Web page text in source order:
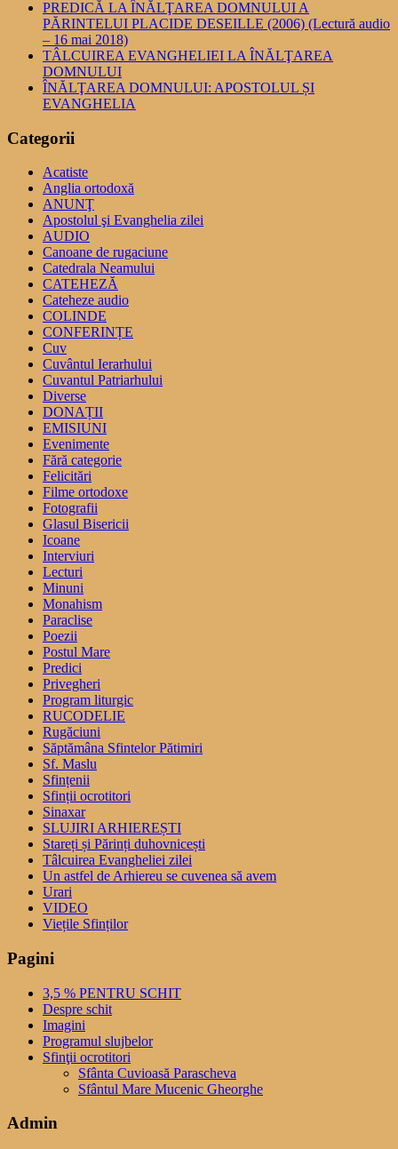
PREDICĂ LA ÎNĂLŢAREA DOMNULUI A
PĂRINTELUI PLACIDE DESEILLE (2006) (Lectură audio
– 16 mai 2018)
TÂLCUIREA EVANGHELIEI LA ÎNĂLŢAREA
DOMNULUI
ÎNĂLŢAREA DOMNULUI: APOSTOLUL ȘI
EVANGHELIA
Categorii
Acatiste
Anglia ortodoxă
ANUNŢ
Apostolul şi Evanghelia zilei
AUDIO
Canoane de rugaciune
Catedrala Neamului
CATEHEZĂ
Cateheze audio
COLINDE
CONFERINȚE
Cuv
Cuvântul Ierarhului
Cuvantul Patriarhului
Diverse
DONAȚII
EMISIUNI
Evenimente
Fără categorie
Felicitări
Filme ortodoxe
Fotografii
Glasul Bisericii
Icoane
Interviuri
Lecturi
Minuni
Monahism
Paraclise
Poezii
Postul Mare
Predici
Privegheri
Program liturgic
RUCODELIE
Rugăciuni
Săptămâna Sfintelor Pătimiri
Sf. Maslu
Sfințenii
Sfinții ocrotitori
Sinaxar
SLUJIRI ARHIEREȘTI
Stareți și Părinți duhovnicești
Tâlcuirea Evangheliei zilei
Un astfel de Arhiereu se cuvenea să avem
Urari
VIDEO
Viețile Sfinților
Pagini
3,5 % PENTRU SCHIT
Despre schit
Imagini
Programul slujbelor
Sfinţii ocrotitori
Sfânta Cuvioasă Parascheva
Sfântul Mare Mucenic Gheorghe
Admin